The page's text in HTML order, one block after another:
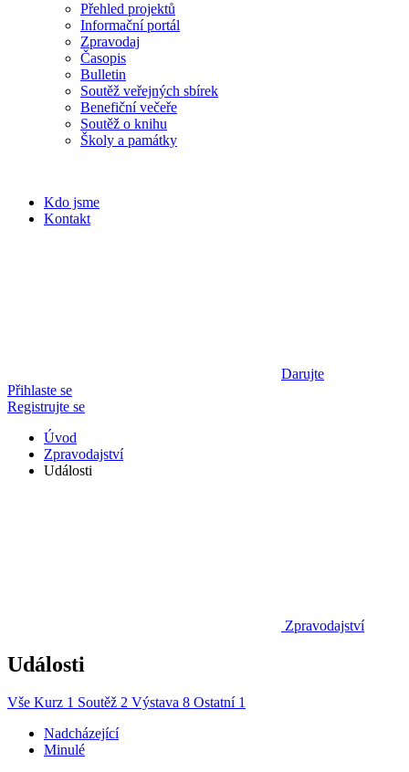
Přehled projektů
Informační portál
Zpravodaj
Časopis
Bulletin
Soutěž veřejných sbírek
Benefiční večeře
Soutěž o knihu
Školy a památky
Kdo jsme
Kontakt
Darujte
Přihlaste se
Registrujte se
Úvod
Zpravodajství
Události
Zpravodajství
Události
Vše Kurz 1 Soutěž 2 Výstava 8 Ostatní 1
Nadcházející
Minulé